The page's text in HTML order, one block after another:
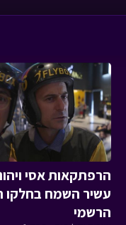
הרפתקאות אסי
עשיר השמח בחלקו
הרשמי